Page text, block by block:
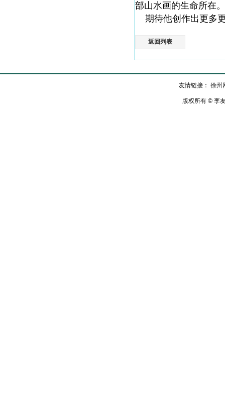
部山水画的生命所在。
期待他创作出更多
返回列表
友情链接： 徐州
版权所有 © 李